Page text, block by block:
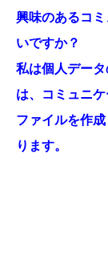
興味のあるコ
いですか？
私は個人デー
は、コミュニ
ファイルを作
ります。